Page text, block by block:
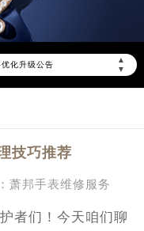
▲
▼
化升级公告
务热线：400-885-0231
地址：
技巧推荐
萧邦手表维修服务
者们！今天咱们聊